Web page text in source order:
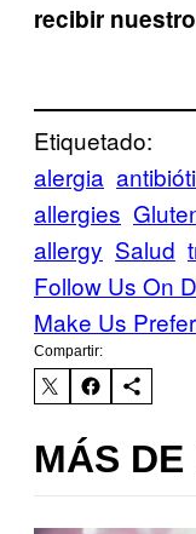
recibir
Etiquetado:
alergia
allergies
allergy Salud
Follow Us On
Make Us
Compartir:
MÁS